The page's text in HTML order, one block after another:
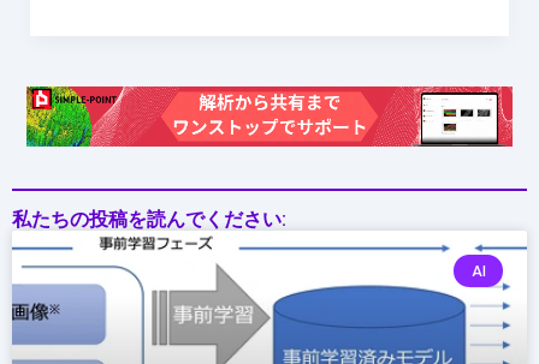
が
注
す
べ
き
ポ
イ
ン
私たちの投稿を読んでください:
AI